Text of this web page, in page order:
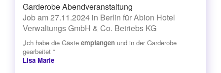
Garderobe Abendveranstaltung
Job am 27.11.2024 in Berlin für Abion Hotel
Verwaltungs GmbH & Co. Betriebs KG
„Ich habe die Gäste empfangen und in der Garderobe
gearbeitet “
Lisa Marie